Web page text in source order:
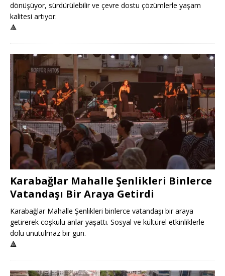
dönüşüyor, sürdürülebilir ve çevre dostu çözümlerle yaşam
kalitesi artıyor.
🔺
Karabağlar Mahalle Şenlikleri Binlerce
Vatandaşı Bir Araya Getirdi
Karabağlar Mahalle Şenlikleri binlerce vatandaşı bir araya
getirerek coşkulu anlar yaşattı. Sosyal ve kültürel etkinliklerle
dolu unutulmaz bir gün.
🔺